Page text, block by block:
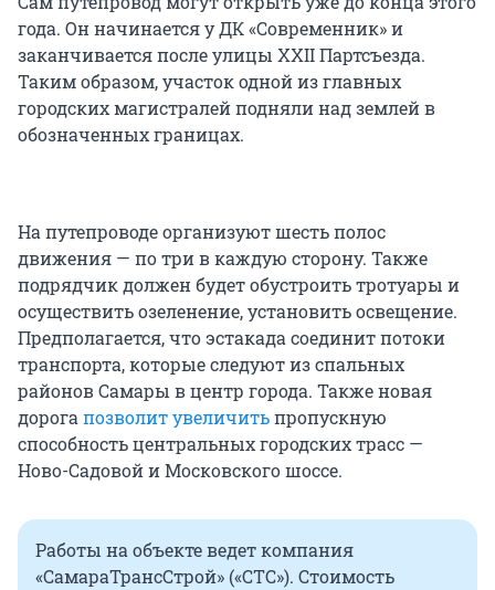
года. Он начинается у ДК «Современник» и
заканчивается после улицы XXII Партсъезда.
Таким образом, участок одной из главных
городских магистралей подняли над землей в
обозначенных границах.
На путепроводе организуют шесть полос
движения — по три в каждую сторону. Также
подрядчик должен будет обустроить тротуары и
осуществить озеленение, установить освещение.
Предполагается, что эстакада соединит потоки
транспорта, которые следуют из спальных
районов Самары в центр города. Также новая
дорогапозволит увеличитьпропускную
способность центральных городских трасс —
Ново-Садовой и Московского шоссе.
Работы на объекте ведет компания
«СамараТрансСтрой» («СТС»). Стоимость